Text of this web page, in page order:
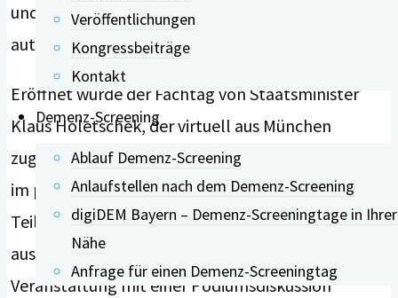
Veröffentlichungen
Kongressbeiträge
Kontakt
Demenz-Screening
Ablauf Demenz-Screening
Anlaufstellen nach dem Demenz-Screening
digiDEM Bayern – Demenz-Screeningtage in Ihrer
Nähe
Anfrage für einen Demenz-Screeningtag
und welchen Einfluss die Erkrankung auf die
autonome Lebensführung von Betroffenen hat.
Eröffnet wurde der Fachtag von Staatsminister
Klaus Holetschek, der virtuell aus München
zugeschaltet war. In Vorträgen, Dialogforen und
im persönlichen Gespräch konnten sich
Teilnehmende anschließend mit dem Thema
auseinandersetzen. Abgerundet wurde die
Veranstaltung mit einer Podiumsdiskussion